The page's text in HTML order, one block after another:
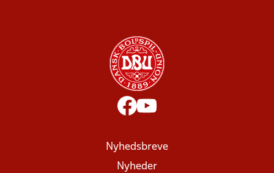
Nyhedsbreve
Nyheder